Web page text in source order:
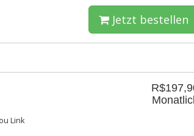
Jetzt bestellen
Link